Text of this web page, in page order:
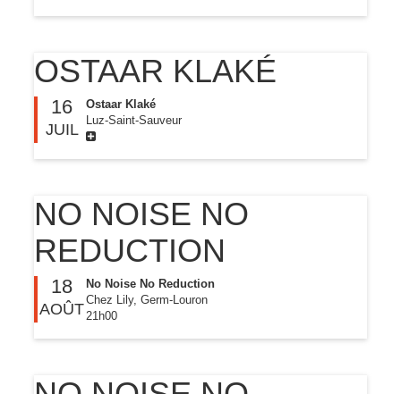
OSTAAR KLAKÉ
16
JUIL
Ostaar Klaké
Luz-Saint-Sauveur
NO NOISE NO
REDUCTION
18
AOÛT
No Noise No Reduction
Chez Lily, Germ-Louron
21h00